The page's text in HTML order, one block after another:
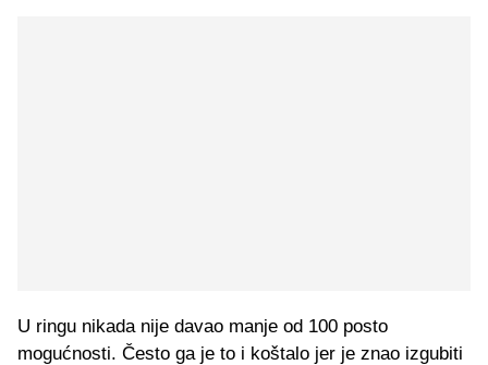
U ringu nikada nije davao manje od 100 posto
mogućnosti. Često ga je to i koštalo jer je znao izgubiti